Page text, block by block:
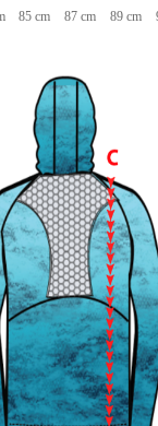
85 cm 87 cm 89 cm